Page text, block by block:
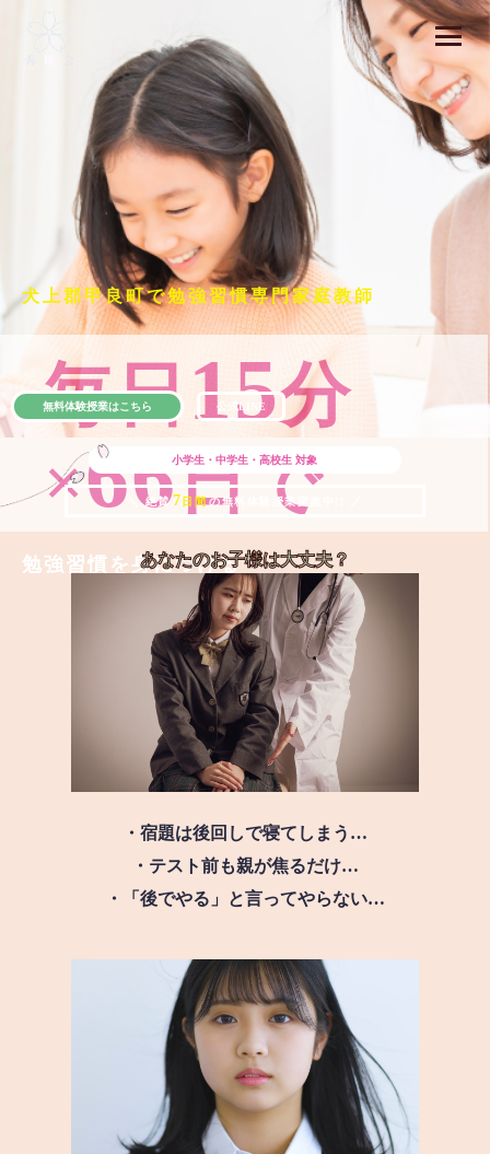
犬上郡甲良町で勉強習慣専門家庭教師
毎日15分
×66日で
勉強習慣を身につける
小学生・中学生・高校生 対象
＼ 絶賛 7 日間の無料体験授業実施中!! ／
無料体験授業はこちら 公式LINE
あなたのお子様は大丈夫？
・宿題は後回しで寝てしまう…
・テスト前も親が焦るだけ…
・「後でやる」と言ってやらない…